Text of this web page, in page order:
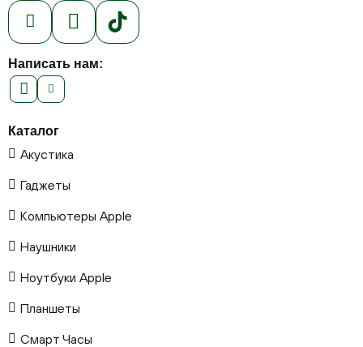
Написать нам:
Каталог
Акустика
Гаджеты
Компьютеры Apple
Наушники
Ноутбуки Apple
Планшеты
Смарт Часы